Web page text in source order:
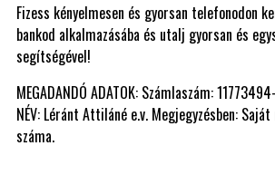
Fizess kényelmesen és gyorsan telefonodon
bankod alkalmazásába és utalj gyorsan és
segítségével!
MEGADANDÓ ADATOK: Számlaszám:
NÉV: Léránt Attiláné e.v. Megjegyzésben:
száma.